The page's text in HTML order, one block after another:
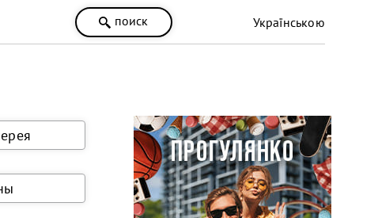
поиск Українською